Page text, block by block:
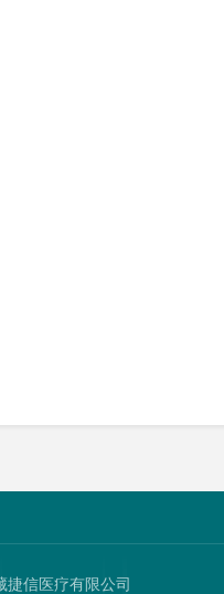
捷信医疗有限公司